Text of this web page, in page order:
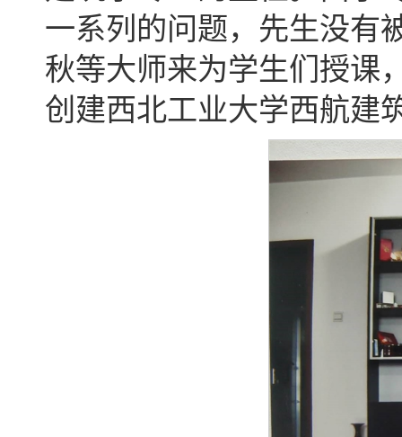
一系列的问题，先生没有
秋等大师来为学生们授课
创建西北工业大学西航建